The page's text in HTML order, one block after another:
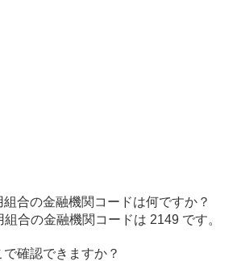
組合の金融機関コードは何ですか？
合の金融機関コードは 2149 です。
確認できますか？